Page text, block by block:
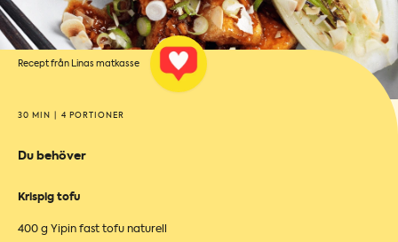
Recept från Linas matkasse
30 MIN 4 PORTIONER
Du behöver
Krispig tofu
400 g Yipin fast tofu naturell